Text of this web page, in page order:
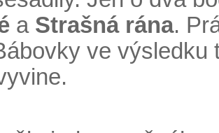
a Strašná rána.
ve výsledku